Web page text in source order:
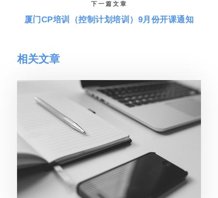
下一篇文章
厦门CP培训（控制计划培训）9月份开课通知
相关文章